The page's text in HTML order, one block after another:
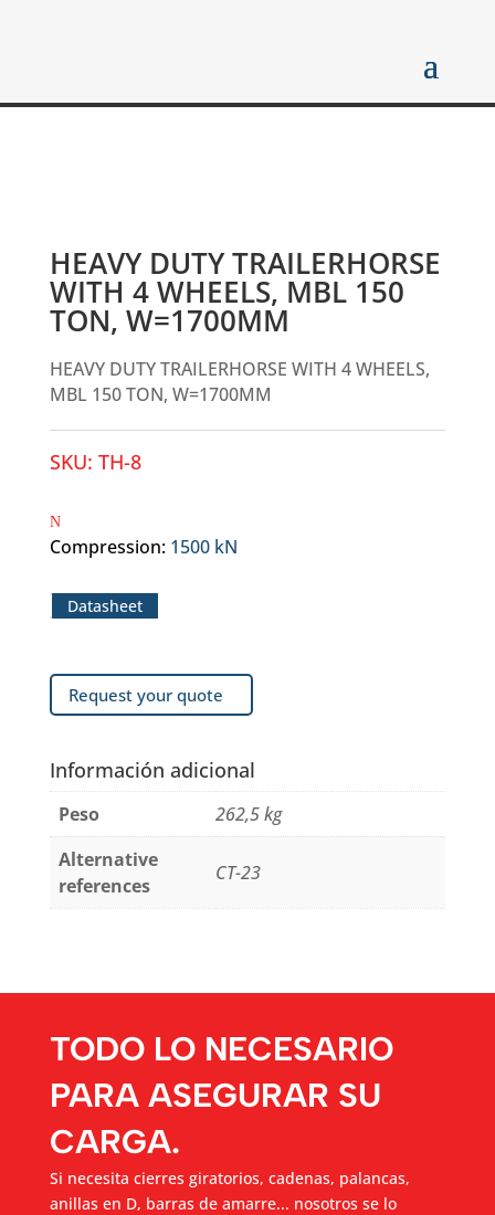
HEAVY DUTY TRAILERHORSE
WITH 4 WHEELS, MBL 150
TON, W=1700MM
HEAVY DUTY TRAILERHORSE WITH 4 WHEELS,
MBL 150 TON, W=1700MM
SKU: TH-8
Compression: 1500 kN
Datasheet
Request your quote
Información adicional
Peso
262,5 kg
Alternative
references
CT-23
TODO LO NECESARIO
PARA ASEGURAR SU
CARGA.
Si necesita cierres giratorios, cadenas, palancas,
anillas en D, barras de amarre... nosotros se lo